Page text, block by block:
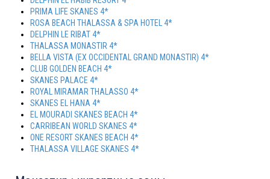
PRIMA LIFE SKANES 4*
ROSA BEACH THALASSA & SPA HOTEL 4*
DELPHIN LE RIBAT 4*
THALASSA MONASTIR 4*
BELLA VISTA (EX OCCIDENTAL GRAND MONASTIR) 4*
CLUB GOLDEN BEACH 4*
SKANES PALACE 4*
ROYAL MIRAMAR THALASSO 4*
SKANES EL HANA 4*
EL MOURADI SKANES BEACH 4*
CARRIBEAN WORLD SKANES 4*
ONE RESORT SKANES BEACH 4*
THALASSA VILLAGE SKANES 4*